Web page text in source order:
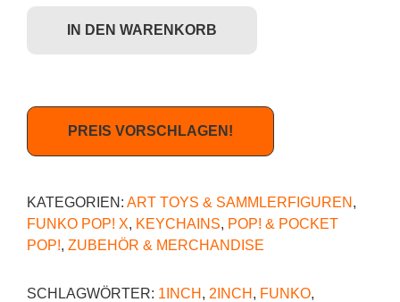
IN DEN WARENKORB
PREIS VORSCHLAGEN!
KATEGORIEN: ART TOYS & SAMMLERFIGUREN ,
FUNKO POP! X, KEYCHAINS, POP! & POCKET
POP!, ZUBEHÖR & MERCHANDISE
SCHLAGWÖRTER: 1INCH , 2INCH , FUNKO,